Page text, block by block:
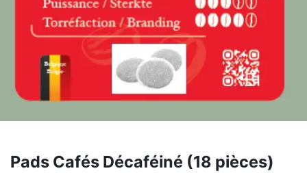
Pads Cafés Décaféiné (18 pièces)